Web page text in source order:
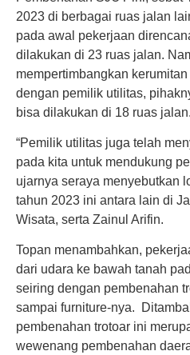
2023 di berbagai ruas jalan
pada awal pekerjaan
dilakukan di 23 ruas jalan.
mempertimbangkan
dengan pemilik utilitas,
bisa dilakukan di 18 ruas jalan.
“Pemilik utilitas juga telah
pada kita untuk mendukung
ujarnya seraya menyebutkan
tahun 2023 ini antara lain di
Wisata, serta Zainul Arifin.
Topan menambahkan,
dari udara ke bawah tanah
seiring dengan pembenahan
sampai furniture-nya.
pembenahan trotoar ini
wewenang pembenahan